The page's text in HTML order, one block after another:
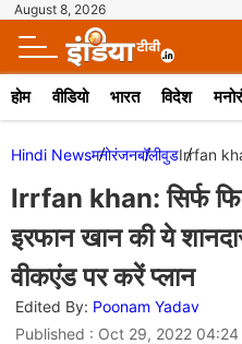
August 8, 2026
होम वीडियो भारत विदेश
Hindi NewsमनोरंजनबॉलीवुडIrrfan
Irrfan khan: सिर्फ
इरफान खान की ये
वीकएंड पर करें प्लान
Edited By: Poonam Yadav
Published : Oct 29, 2022